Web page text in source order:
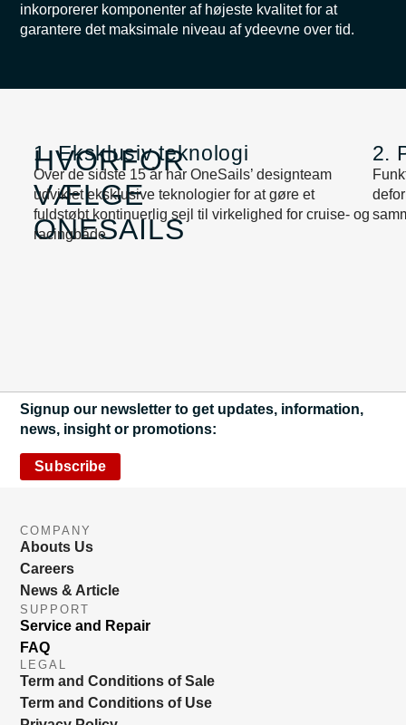
inkorporerer komponenter af højeste kvalitet for at
garantere det maksimale niveau af ydeevne over tid.
HVORFOR
VÆLGE
ONESAILS
1. Eksklusiv teknologi
Over de sidste 15 år har OneSails’ designteam
udviklet eksklusive teknologier for at gøre et
fuldstøbt kontinuerlig sejl til virkelighed for cruise- og
racingbåde.
2.
Signup our newsletter to get updates, information,
news, insight or promotions:
Subscribe
COMPANY
Abouts Us
Careers
News & Article
SUPPORT
Service and Repair
FAQ
LEGAL
Term and Conditions of Sale
Term and Conditions of Use